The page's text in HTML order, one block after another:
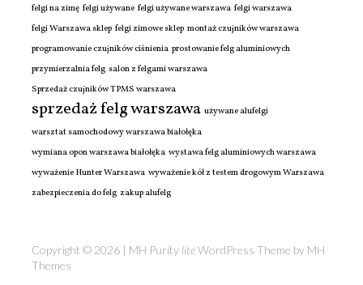
felgi na zimę felgi używane felgi używane warszawa felgi warszawa
felgi Warszawa sklep felgi zimowe sklep montaż czujników warszawa
programowanie czujników ciśnienia prostowanie felg aluminiowych
przymierzalnia felg salon z felgami warszawa
Sprzedaż czujników TPMS warszawa
sprzedaż felg warszawa używane alufelgi
warsztat samochodowy warszawa białołęka
wymiana opon warszawa białołęka wystawa felg aluminiowych warszawa
wyważenie Hunter Warszawa wyważenie kół z testem drogowym Warszawa
zabezpieczenia do felg zakup alufelg
Copyright © 2026 | MH Purity liteWordPress Theme by MH
Themes